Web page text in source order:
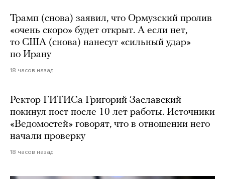
Трамп (снова) заявил, что Ормузский пролив
«очень скоро» будет открыт. А если нет,
то США (снова) нанесут «сильный удар»
по Ирану
18 часов назад
Ректор ГИТИСа Григорий Заславский
покинул пост после 10 лет работы. Источники
«Ведомостей» говорят, что в отношении него
начали проверку
18 часов назад